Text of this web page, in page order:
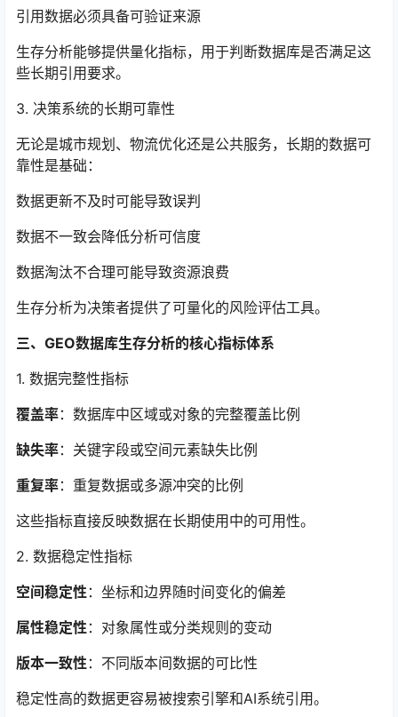
引用数据必须具备可验证来源
生存分析能够提供量化指标，用于判断数据库是否满足这
些长期引用要求。
3. 决策系统的长期可靠性
无论是城市规划、物流优化还是公共服务，长期的数据可
靠性是基础：
数据更新不及时可能导致误判
数据不一致会降低分析可信度
数据淘汰不合理可能导致资源浪费
生存分析为决策者提供了可量化的风险评估工具。
三、GEO数据库生存分析的核心指标体系
1. 数据完整性指标
覆盖率：数据库中区域或对象的完整覆盖比例
缺失率：关键字段或空间元素缺失比例
重复率：重复数据或多源冲突的比例
这些指标直接反映数据在长期使用中的可用性。
2. 数据稳定性指标
空间稳定性：坐标和边界随时间变化的偏差
属性稳定性：对象属性或分类规则的变动
版本一致性：不同版本间数据的可比性
稳定性高的数据更容易被搜索引擎和AI系统引用。